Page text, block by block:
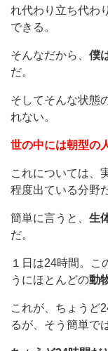
れ代わり立ち代わ
できる。
そんなだから、 僕
だ。
そしてそんな状態
れない。
世の中には朝型の
これについては、
程度出ている分野
簡単に言うと、 生
だ。
１日は24時間。こ
うにほとんどの動
これが、ちょうど
るが、そう簡単で